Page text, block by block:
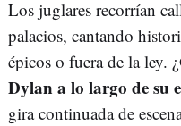
Los juglares recorrían
palacios, cantando
épicos o fuera de la ley. ¿
Dylan a lo largo de su
gira continuada de